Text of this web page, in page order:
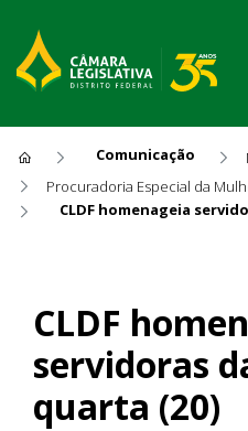
Comunicação
Procuradoria Especial da
CLDF
servidoras
quarta (20)